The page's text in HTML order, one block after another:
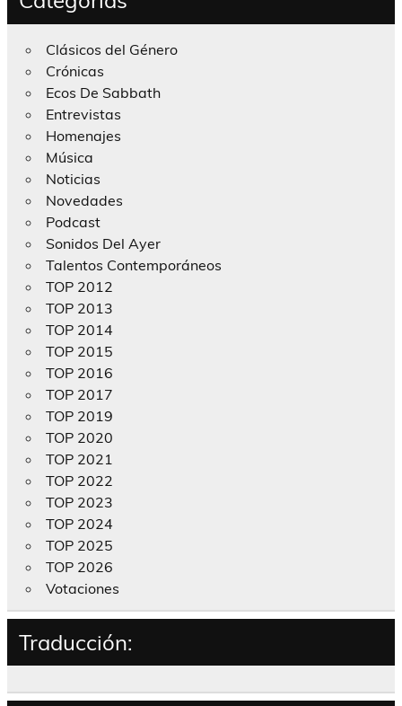
Clásicos del Género
Crónicas
Ecos De Sabbath
Entrevistas
Homenajes
Música
Noticias
Novedades
Podcast
Sonidos Del Ayer
Talentos Contemporáneos
TOP 2012
TOP 2013
TOP 2014
TOP 2015
TOP 2016
TOP 2017
TOP 2019
TOP 2020
TOP 2021
TOP 2022
TOP 2023
TOP 2024
TOP 2025
TOP 2026
Votaciones
Traducción: